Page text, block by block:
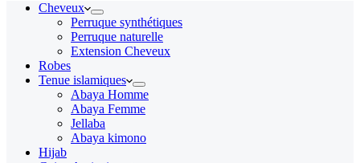
Cheveux
Perruque synthétiques
Perruque naturelle
Extension Cheveux
Robes
Tenue islamiques
Abaya Homme
Abaya Femme
Jellaba
Abaya kimono
Hijab